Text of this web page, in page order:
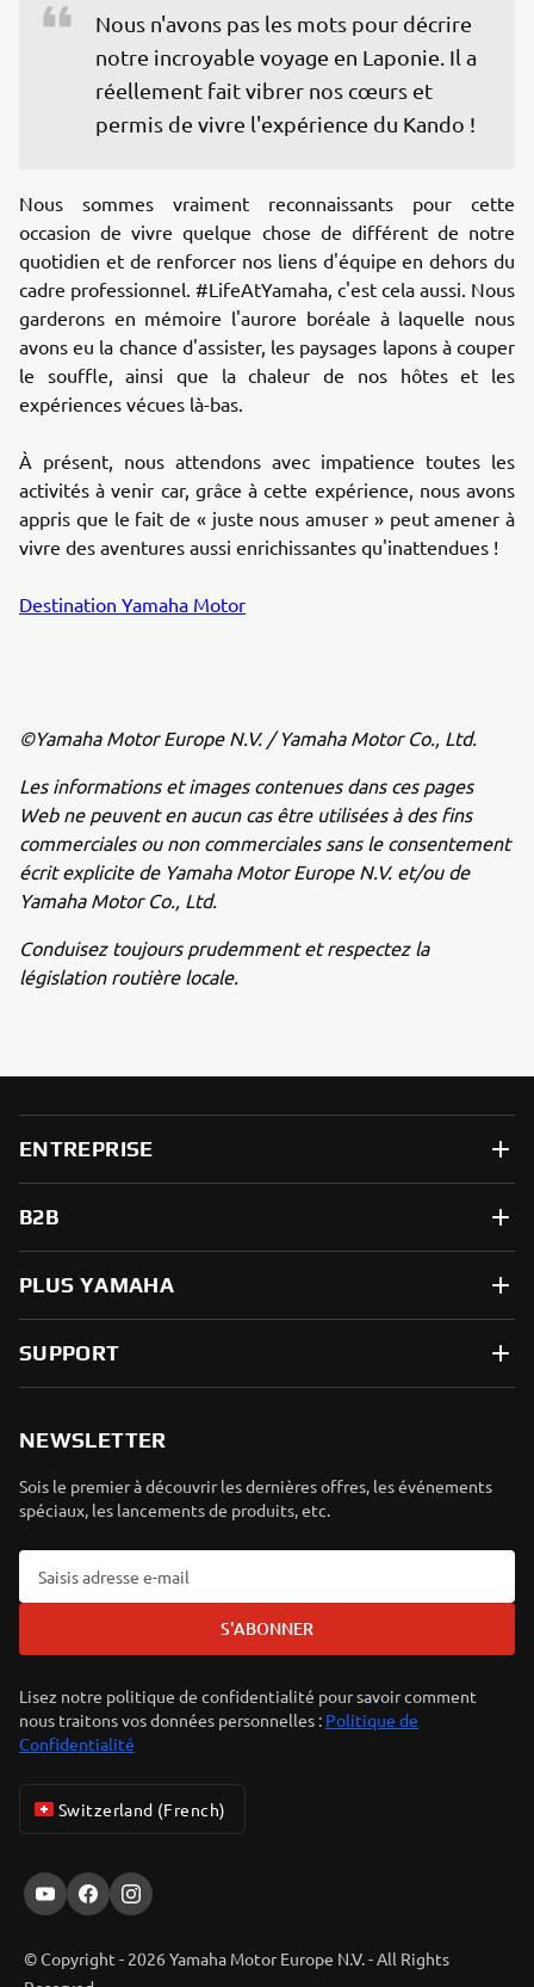
Nous n'avons pas les mots pour décrire
notre incroyable voyage en Laponie. Il a
réellement fait vibrer nos cœurs et
permis de vivre l'expérience du Kando !
Nous sommes vraiment reconnaissants pour cette
occasion de vivre quelque chose de différent de notre
quotidien et de renforcer nos liens d'équipe en dehors du
cadre professionnel. #LifeAtYamaha, c'est cela aussi. Nous
garderons en mémoire l'aurore boréale à laquelle nous
avons eu la chance d'assister, les paysages lapons à couper
le souffle, ainsi que la chaleur de nos hôtes et les
expériences vécues là-bas.
À présent, nous attendons avec impatience toutes les
activités à venir car, grâce à cette expérience, nous avons
appris que le fait de « juste nous amuser » peut amener à
vivre des aventures aussi enrichissantes qu'inattendues !
Destination Yamaha Motor
©Yamaha Motor Europe N.V. / Yamaha Motor Co., Ltd.
Les informations et images contenues dans ces pages
Web ne peuvent en aucun cas être utilisées à des fins
commerciales ou non commerciales sans le consentement
écrit explicite de Yamaha Motor Europe N.V. et/ou de
Yamaha Motor Co., Ltd.
Conduisez toujours prudemment et respectez la
législation routière locale.
ENTREPRISE
B2B
PLUS YAMAHA
SUPPORT
NEWSLETTER
Sois le premier à découvrir les dernières offres, les événements
spéciaux, les lancements de produits, etc.
S'ABONNER
Lisez notre politique de confidentialité pour savoir comment
nous traitons vos données personnelles : Politique de
Confidentialité
Switzerland (French)
© Copyright - 2026 Yamaha Motor Europe N.V. - All Rights